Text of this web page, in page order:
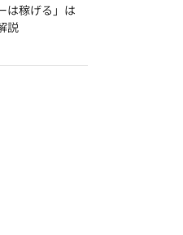
は稼げる」は
説